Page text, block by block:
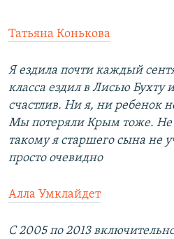
Татьяна Конькова
Я ездила почти каждый
класса ездил в Лисью Бухту
счастлив. Ни я, ни ребенок
Мы потеряли Крым тоже. Не
такому я старшего сына не
просто очевидно
Алла Умклайдет
С 2005 по 2013